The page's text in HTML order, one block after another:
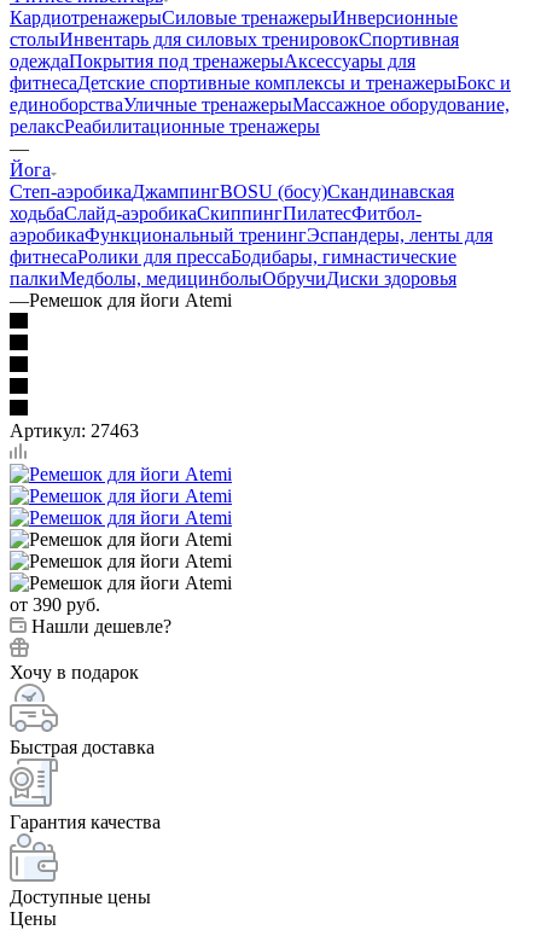
КардиотренажерыСиловые тренажерыИнверсионные
столыИнвентарь для силовых тренировокСпортивная
одеждаПокрытия под тренажерыАксессуары для
фитнесаДетские спортивные комплексы и тренажерыБокс и
единоборстваУличные тренажерыМассажное оборудование,
релаксРеабилитационные тренажеры
—
Йога
Степ-аэробикаДжампингBOSU (босу)Скандинавская
ходьбаСлайд-аэробикаСкиппингПилатесФитбол-
аэробикаФункциональный тренингЭспандеры, ленты для
фитнесаРолики для прессаБодибары, гимнастические
палкиМедболы, медицинболыОбручиДиски здоровья
—Ремешок для йоги Atemi
Артикул: 27463
от 390 руб.
Нашли дешевле?
Хочу в подарок
Быстрая доставка
Гарантия качества
Доступные цены
Цены